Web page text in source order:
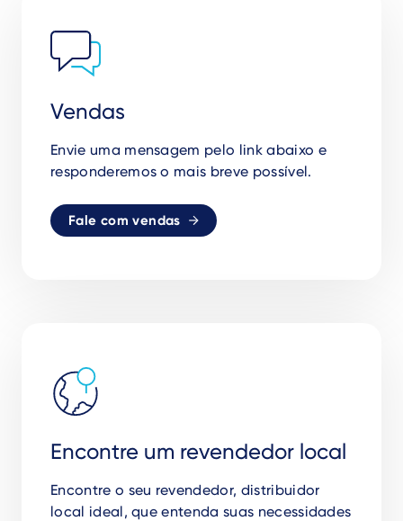
Vendas
Envie uma mensagem pelo link abaixo e
responderemos o mais breve possível.
Fale com vendas
Encontre um revendedor local
Encontre o seu revendedor, distribuidor
local ideal, que entenda suas necessidades